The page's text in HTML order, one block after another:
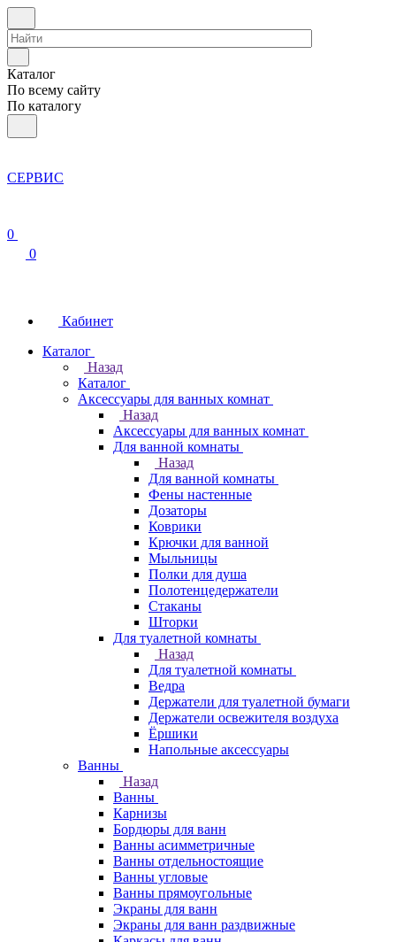
Каталог
По всему сайту
По каталогу
СЕРВИС
0
0
Кабинет
Каталог
Назад
Каталог
Аксессуары для ванных комнат
Назад
Аксессуары для ванных комнат
Для ванной комнаты
Назад
Для ванной комнаты
Фены настенные
Дозаторы
Коврики
Крючки для ванной
Мыльницы
Полки для душа
Полотенцедержатели
Стаканы
Шторки
Для туалетной комнаты
Назад
Для туалетной комнаты
Ведра
Держатели для туалетной бумаги
Держатели освежителя воздуха
Ёршики
Напольные аксессуары
Ванны
Назад
Ванны
Карнизы
Бордюры для ванн
Ванны асимметричные
Ванны отдельностоящие
Ванны угловые
Ванны прямоугольные
Экраны для ванн
Экраны для ванн раздвижные